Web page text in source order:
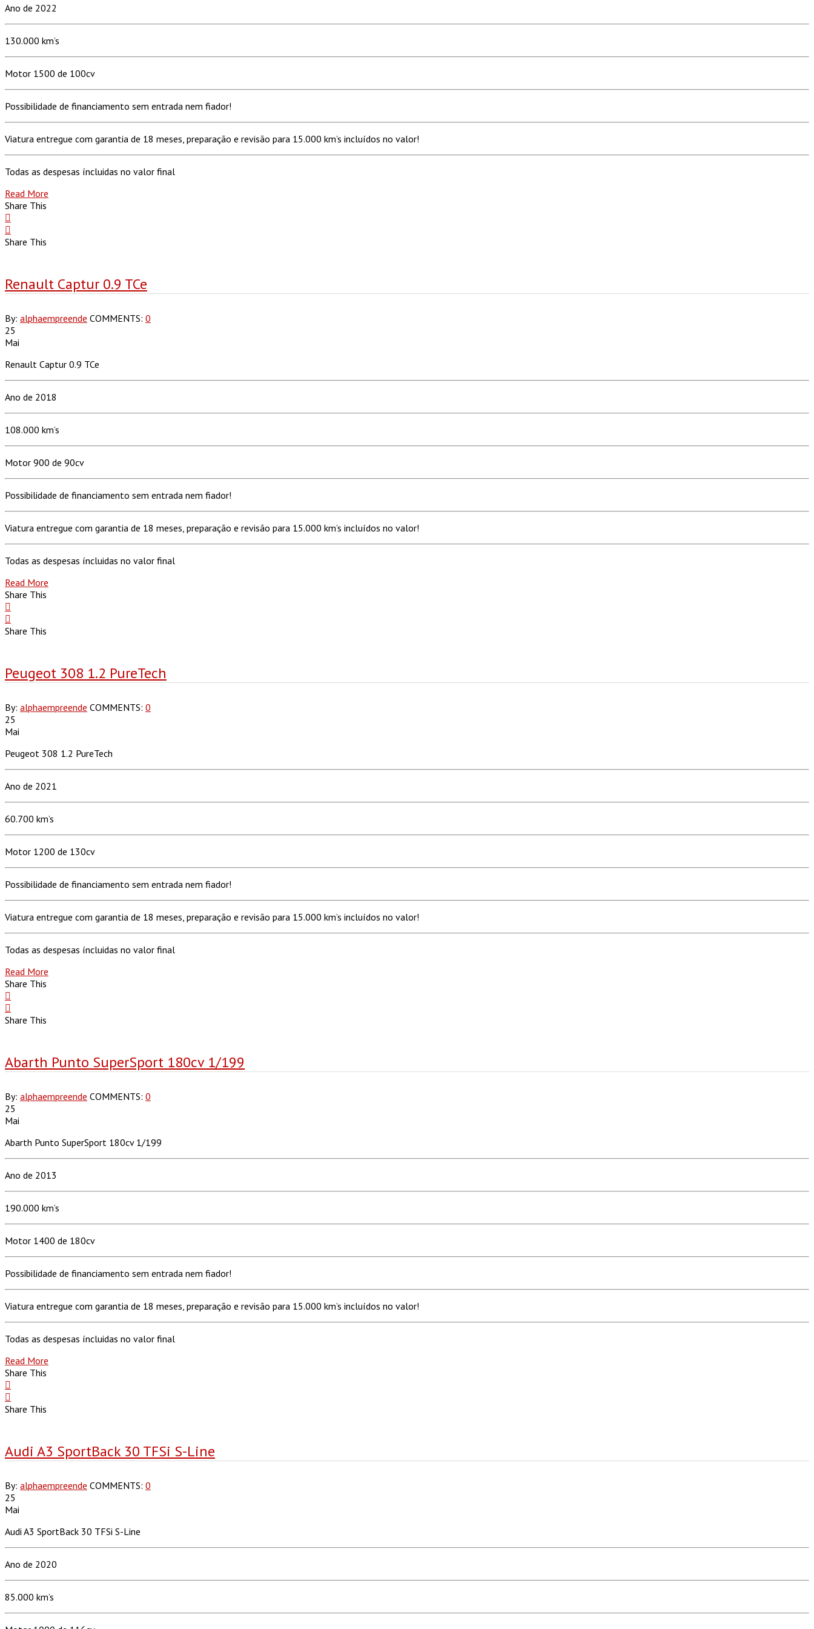
Ano de 2022
130.000 km’s
Motor 1500 de 100cv
Possibilidade de financiamento sem entrada nem fiador!
Viatura entregue com garantia de 18 meses, preparação e revisão para 15.000 km’s incluídos no valor!
Todas as despesas íncluidas no valor final
Read More
Share This
Share This
Renault Captur 0.9 TCe
By: alphaempreende COMMENTS: 0
25
Mai
Renault Captur 0.9 TCe
Ano de 2018
108.000 km’s
Motor 900 de 90cv
Possibilidade de financiamento sem entrada nem fiador!
Viatura entregue com garantia de 18 meses, preparação e revisão para 15.000 km’s incluídos no valor!
Todas as despesas íncluidas no valor final
Read More
Share This
Share This
Peugeot 308 1.2 PureTech
By: alphaempreende COMMENTS: 0
25
Mai
Peugeot 308 1.2 PureTech
Ano de 2021
60.700 km’s
Motor 1200 de 130cv
Possibilidade de financiamento sem entrada nem fiador!
Viatura entregue com garantia de 18 meses, preparação e revisão para 15.000 km’s incluídos no valor!
Todas as despesas íncluidas no valor final
Read More
Share This
Share This
Abarth Punto SuperSport 180cv 1/199
By: alphaempreende COMMENTS: 0
25
Mai
Abarth Punto SuperSport 180cv 1/199
Ano de 2013
190.000 km’s
Motor 1400 de 180cv
Possibilidade de financiamento sem entrada nem fiador!
Viatura entregue com garantia de 18 meses, preparação e revisão para 15.000 km’s incluídos no valor!
Todas as despesas íncluidas no valor final
Read More
Share This
Share This
Audi A3 SportBack 30 TFSi S-Line
By: alphaempreende COMMENTS: 0
25
Mai
Audi A3 SportBack 30 TFSi S-Line
Ano de 2020
85.000 km’s